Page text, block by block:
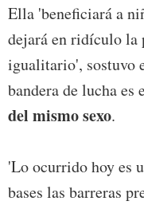
Ella 'beneficiará a
dejará en ridículo
igualitario', sostuvo
bandera de lucha es
del mismo sexo.
'Lo ocurrido hoy es
bases las barreras